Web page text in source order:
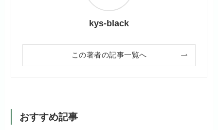
kys-black
この著者の記事一覧へ
おすすめ記事